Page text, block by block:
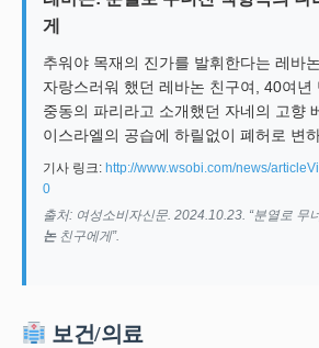
게
추워야 목재의 진가를 발휘한다는 레바
자랑스러워 했던 레바논 친구여, 40여년
중동의 파리라고 소개했던 자네의 고향
이스라엘의 공습에 하릴없이 폐허로 변
기사 링크: http://www.wsobi.com/news/
0
출처: 여성소비자신문. 2024.10.23. “분열로 무
논친구에게”.
보건/의료